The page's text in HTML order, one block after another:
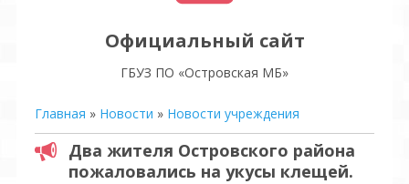
Официальный сайт
ГБУЗ ПО «Островская МБ»
Главная » Новости » Новости учреждения
Два жителя Островского района
пожаловались на укусы клещей.